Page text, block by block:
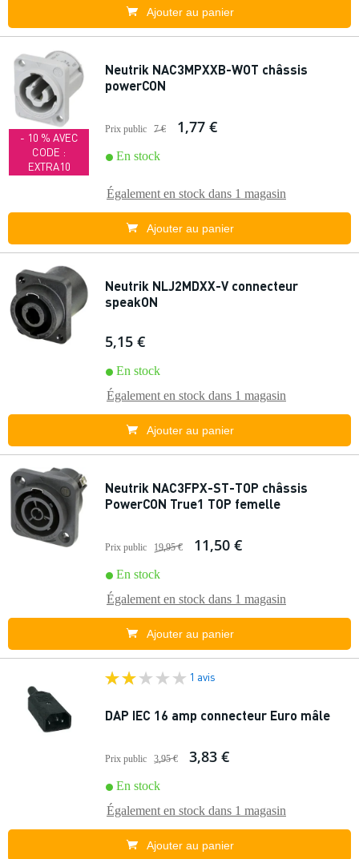
Ajouter au panier
- 10 % AVEC
CODE :
EXTRA10
Neutrik NAC3MPXXB-WOT châssis
powerCON
Prix public 7 € 1,77 €
En stock
Également en stock dans 1 magasin
Ajouter au panier
Neutrik NLJ2MDXX-V connecteur
speakON
5,15 €
En stock
Également en stock dans 1 magasin
Ajouter au panier
Neutrik NAC3FPX-ST-TOP châssis
PowerCON True1 TOP femelle
Prix public 19,95 € 11,50 €
En stock
Également en stock dans 1 magasin
Ajouter au panier
1 avis
DAP IEC 16 amp connecteur Euro mâle
Prix public 3,95 € 3,83 €
En stock
Également en stock dans 1 magasin
Ajouter au panier